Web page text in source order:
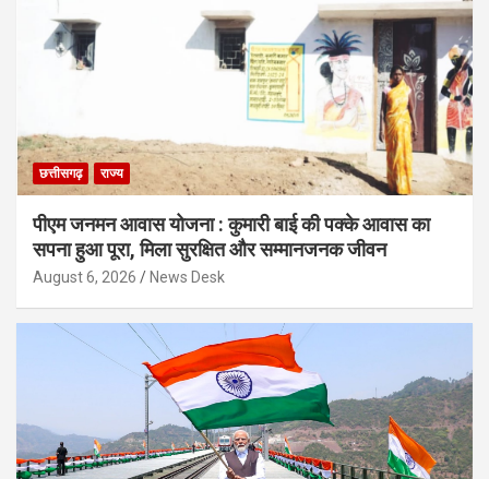
छत्तीसगढ़ राज्य
पीएम जनमन आवास योजना : कुमारी बाई की पक्के आवास का
सपना हुआ पूरा, मिला सुरक्षित और सम्मानजनक जीवन
August 6, 2026 News Desk